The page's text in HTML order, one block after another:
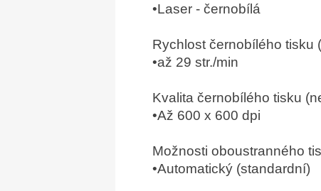
•Laser - černobílá
Rychlost černobílého tisku
•až 29 str./min
Kvalita černobílého tisku
•Až 600 x 600 dpi
Možnosti oboustranného
•Automatický (standardní)